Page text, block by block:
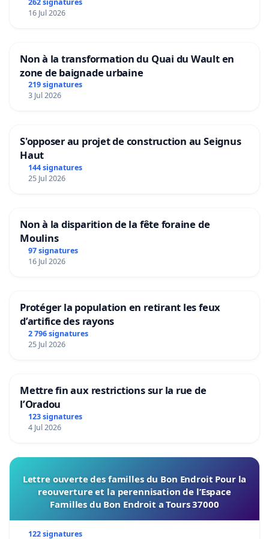
Aubenas et ses alentours
16 Jul 2026
Non à la transformation du Quai du Wault en
zone de baignade urbaine
219 signatures
3 Jul 2026
S'opposer au projet de construction au Seignus
Haut
144 signatures
25 Jul 2026
Non à la disparition de la fête foraine de
Moulins
97 signatures
16 Jul 2026
Protéger la population en retirant les feux
d’artifice des rayons
2 796 signatures
25 Jul 2026
Mettre fin aux restrictions sur la rue de
l’Oradou
123 signatures
4 Jul 2026
Lettre ouverte des familles du Bon Endroit Pour la
reouverture et la perennisation de l’Espace
Familles du Bon Endroit a Tours 37000
122 signatures